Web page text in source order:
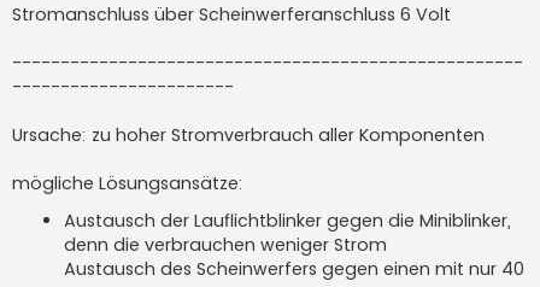
Stromanschluss über Scheinwerferanschluss 6 Volt
-----------------------------------------------------
-----------------------
Ursache: zu hoher Stromverbrauch aller Komponenten
mögliche Lösungsansätze:
Austausch der Lauflichtblinker gegen die Miniblinker,
denn die verbrauchen weniger Strom
Austausch des Scheinwerfers gegen einen mit nur 40